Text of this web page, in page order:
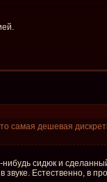
самая дешевая
сидюк и
Естественно, в